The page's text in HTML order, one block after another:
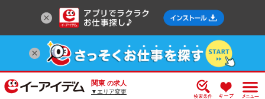
関東 の求人
▼エリア変更